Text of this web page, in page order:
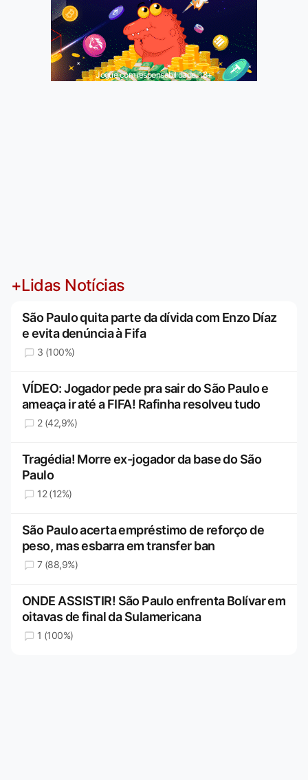
Jogue com responsabilidade. 18+
+Lidas Notícias
São Paulo quita parte da dívida com Enzo Díaz
e evita denúncia à Fifa
3 (100%)
VÍDEO: Jogador pede pra sair do São Paulo e
ameaça ir até a FIFA! Rafinha resolveu tudo
2 (42,9%)
Tragédia! Morre ex-jogador da base do São
Paulo
12 (12%)
São Paulo acerta empréstimo de reforço de
peso, mas esbarra em transfer ban
7 (88,9%)
ONDE ASSISTIR! São Paulo enfrenta Bolívar em
oitavas de final da Sulamericana
1 (100%)